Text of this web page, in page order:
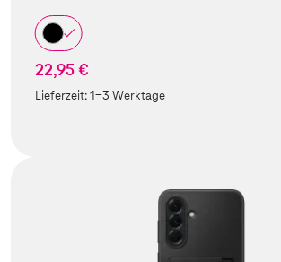
22,95 €
Lieferzeit:1-3 Werktage